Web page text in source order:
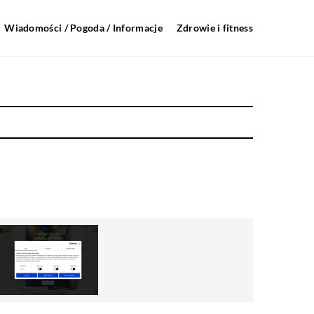
Wiadomości / Pogoda / Informacje Zdrowie i fitness